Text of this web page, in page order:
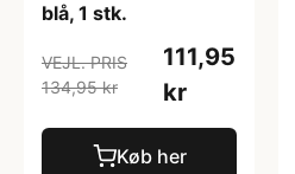
blå, 1 stk.
VEJL. PRIS
134,95 kr
111,95
kr
Køb her